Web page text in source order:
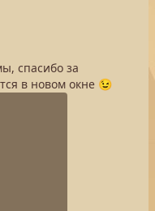
спасибо за
в новом окне 😉